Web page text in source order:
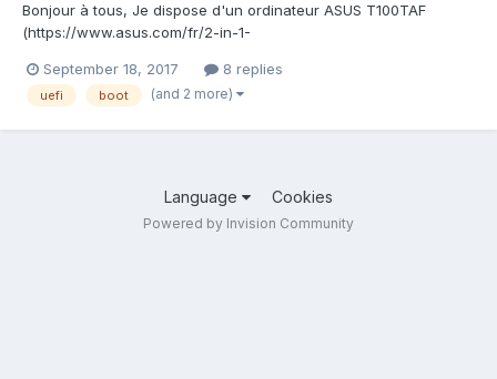
Bonjour à tous, Je dispose d'un ordinateur ASUS T100TAF
(https://www.asus.com/fr/2-in-1-
Windows 10. Comme vous devez vous en douter, l'ordinateur lag
comme pas possible sur une si petite bécane... Je souhaite donc
September 18, 2017 8 replies
uefi boot (and 2 more)
Language Cookies
Powered by Invision Community